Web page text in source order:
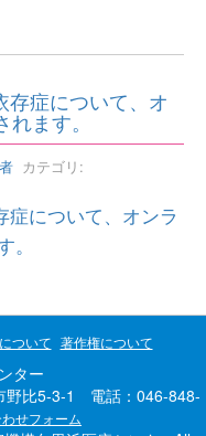
症について、オ
ます。
カテゴリ:
症について、オンラ
ついて 著作権について
ター
比5-3-1 電話：046-848-
せフォーム